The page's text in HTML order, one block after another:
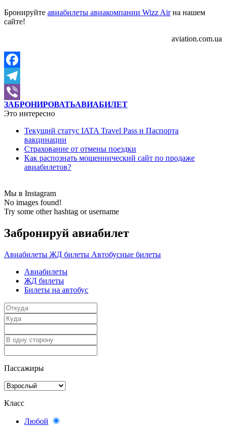
Бронируйте авиабилеты авиакомпании Wizz Airна нашем
сайте!
aviation.com.ua
Facebook
Telegram
Viber
ЗАБРОНИРОВАТЬАВИАБИЛЕТ
Это интересно
Текущий статус IATA Travel Pass и Паспорта
вакцинации
Страхование от отмены поездки
Как распознать мошеннический сайт по продаже
авиабилетов?
Мы в Instagram
No images found!
Try some other hashtag or username
Забронируй авиабилет
Авиабилеты ЖД билеты Автобусные билеты
Авиабилеты
ЖД билеты
Билеты на автобус
Пассажиры
Класс
Любой